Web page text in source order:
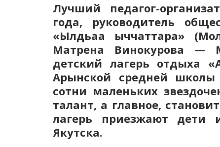
Лучший педагог-
года, руководитель
«Ылдьаа ыччаттара»
Матрена Винокурова —
детский лагерь отдыха
Арынской средней школы
сотни маленьких
талант, а главное,
лагерь приезжают дети
Якутска.